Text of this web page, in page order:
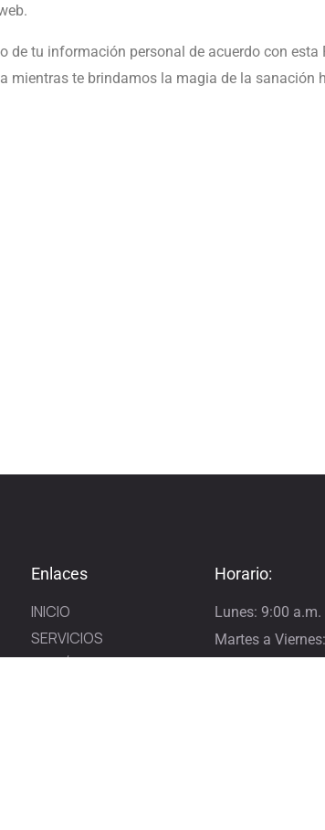
de tu información personal de acuerdo con
mientras te brindamos la magia de la sanación
Enlaces
INICIO
SERVICIOS
Horario:
Lunes: 9:00
Martes a